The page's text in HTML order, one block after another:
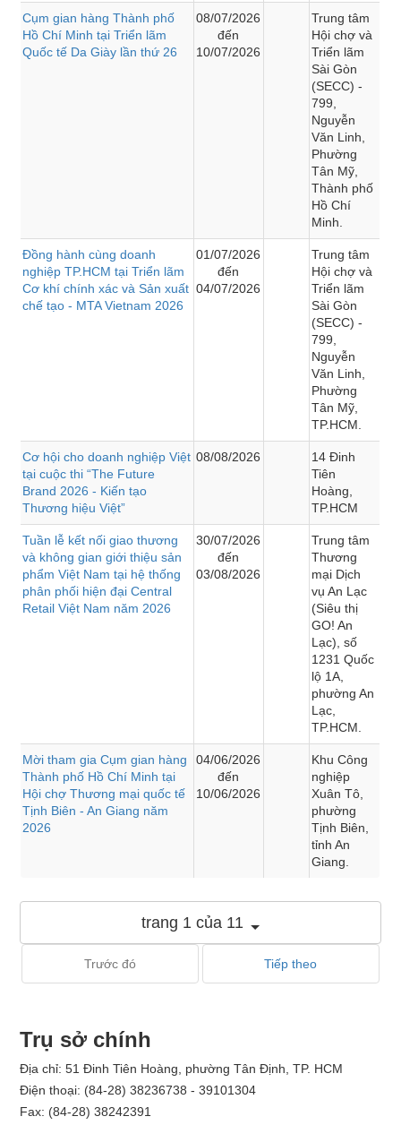
Cụm gian hàng Thành phố
Hồ Chí Minh tại Triển lãm
Quốc tế Da Giày lần thứ 26
08/07/2026
đến
10/07/2026
Trung tâm
Hội chợ và
Triển lãm
Sài Gòn
(SECC) -
799,
Nguyễn
Văn Linh,
Phường
Tân Mỹ,
Thành phố
Hồ Chí
Minh.
Đồng hành cùng doanh
nghiệp TP.HCM tại Triển lãm
Cơ khí chính xác và Sản xuất
chế tạo - MTA Vietnam 2026
01/07/2026
đến
04/07/2026
Trung tâm
Hội chợ và
Triển lãm
Sài Gòn
(SECC) -
799,
Nguyễn
Văn Linh,
Phường
Tân Mỹ,
TP.HCM.
Cơ hội cho doanh nghiệp Việt
tại cuộc thi “The Future
Brand 2026 - Kiến tạo
Thương hiệu Việt”
08/08/2026
14 Đinh
Tiên
Hoàng,
TP.HCM
Tuần lễ kết nối giao thương
và không gian giới thiệu sản
phẩm Việt Nam tại hệ thống
phân phối hiện đại Central
Retail Việt Nam năm 2026
30/07/2026
đến
03/08/2026
Trung tâm
Thương
mại Dịch
vụ An Lạc
(Siêu thị
GO! An
Lạc), số
1231 Quốc
lộ 1A,
phường An
Lạc,
TP.HCM.
Mời tham gia Cụm gian hàng
Thành phố Hồ Chí Minh tại
Hội chợ Thương mại quốc tế
Tịnh Biên - An Giang năm
2026
04/06/2026
đến
10/06/2026
Khu Công
nghiệp
Xuân Tô,
phường
Tịnh Biên,
tỉnh An
Giang.
trang 1 của 11
Trước đó Tiếp theo
Trụ sở chính
Địa chỉ: 51 Đinh Tiên Hoàng, phường Tân Định, TP. HCM
Điện thoại: (84-28) 38236738 - 39101304
Fax: (84-28) 38242391